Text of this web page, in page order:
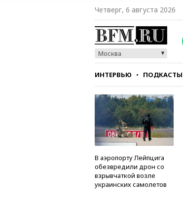
Четверг, 6 августа 2026
Москва
ИНТЕРВЬЮ ПОДКАСТЫ
СТИЛЬ ТЕСТЫ
В аэропорту Лейпцига
обезвредили дрон со
взрывчаткой возле
украинских самолетов